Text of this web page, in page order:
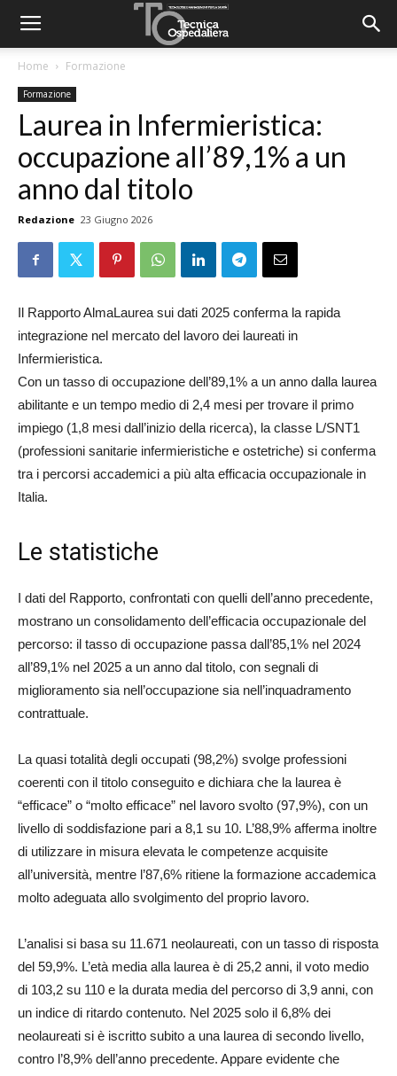
Home Formazione
Formazione
Laurea in Infermieristica:
occupazione all’89,1% a un
anno dal titolo
Redazione 23 Giugno 2026
Il Rapporto AlmaLaurea sui dati 2025 conferma la rapida
integrazione nel mercato del lavoro dei laureati in
Infermieristica.
Con un tasso di occupazione dell’89,1% a un anno dalla laurea
abilitante e un tempo medio di 2,4 mesi per trovare il primo
impiego (1,8 mesi dall’inizio della ricerca), la classe L/SNT1
(professioni sanitarie infermieristiche e ostetriche) si conferma
tra i percorsi accademici a più alta efficacia occupazionale in
Italia.
Le statistiche
I dati del Rapporto, confrontati con quelli dell’anno precedente,
mostrano un consolidamento dell’efficacia occupazionale del
percorso: il tasso di occupazione passa dall’85,1% nel 2024
all’89,1% nel 2025 a un anno dal titolo, con segnali di
miglioramento sia nell’occupazione sia nell’inquadramento
contrattuale.
La quasi totalità degli occupati (98,2%) svolge professioni
coerenti con il titolo conseguito e dichiara che la laurea è
“efficace” o “molto efficace” nel lavoro svolto (97,9%), con un
livello di soddisfazione pari a 8,1 su 10. L’88,9% afferma inoltre
di utilizzare in misura elevata le competenze acquisite
all’università, mentre l’87,6% ritiene la formazione accademica
molto adeguata allo svolgimento del proprio lavoro.
L’analisi si basa su 11.671 neolaureati, con un tasso di risposta
del 59,9%. L’età media alla laurea è di 25,2 anni, il voto medio
di 103,2 su 110 e la durata media del percorso di 3,9 anni, con
un indice di ritardo contenuto. Nel 2025 solo il 6,8% dei
neolaureati si è iscritto subito a una laurea di secondo livello,
contro l’8,9% dell’anno precedente. Appare evidente che